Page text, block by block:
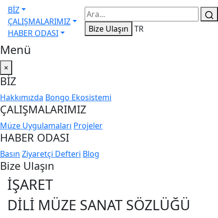
BİZ
ÇALIŞMALARIMIZ
HABER ODASI
Bize Ulaşın TR
Menü
×
BİZ
Hakkımızda Bongo Ekosistemi
ÇALIŞMALARIMIZ
Müze Uygulamaları Projeler
HABER ODASI
Basın Ziyaretçi Defteri Blog
Bize Ulaşın
İŞARET
DILI MÜZE SANAT SÖZLÜĞÜ